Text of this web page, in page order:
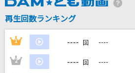
Mrs. GREEN APPLE
再生回数ランキング
1 ---- 回 ----
2 ---- 回 ----